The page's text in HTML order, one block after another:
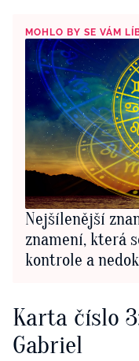
MOHLO BY SE VÁM
Nejšílenější
znamení, která
kontrole a
Karta číslo
Gabriel